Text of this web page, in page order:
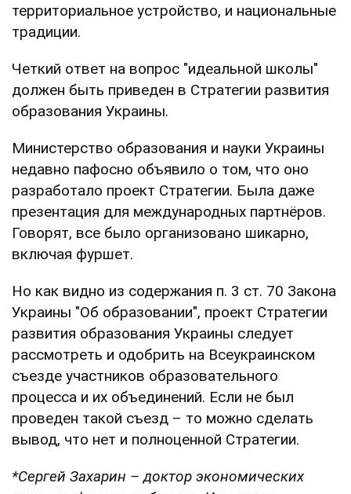
территориальное устройство, и национальные
традиции.
Четкий ответ на вопрос "идеальной школы"
должен быть приведен в Стратегии развития
образования Украины.
Министерство образования и науки Украины
недавно пафосно объявило о том, что оно
разработало проект Стратегии. Была даже
презентация для международных партнёров.
Говорят, все было организовано шикарно,
включая фуршет.
Но как видно из содержания п. 3 ст. 70 Закона
Украины "Об образовании", проект Стратегии
развития образования Украины следует
рассмотреть и одобрить на Всеукраинском
съезде участников образовательного
процесса и их объединений. Если не был
проведен такой съезд – то можно сделать
вывод, что нет и полноценной Стратегии.
*Сергей Захарин – доктор экономических